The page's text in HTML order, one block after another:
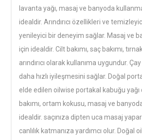
lavanta yağı, masaj ve banyoda
idealdir. Arındırıcı özellikleri ve
yenileyici bir deneyim sağlar. Masaj ve
için idealdir. Cilt bakımı, saç bakımı,
arındırıcı olarak kullanıma uygundur.
daha hızlı iyileşmesini sağlar. Doğal
elde edilen oilwise portakal kabuğu yağı
bakımı, ortam kokusu, masaj ve
idealdir. saçınıza dipten uca masaj
canlılık katmanıza yardımcı olur. Doğal